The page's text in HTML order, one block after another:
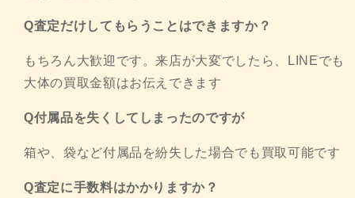
Q査定だけしてもらうことはできますか？
もちろん大歓迎です。来店が大変でしたら、LINEでも
大体の買取金額はお伝えできます
Q付属品を失くしてしまったのですが
箱や、袋など付属品を紛失した場合でも買取可能です
Q査定に手数料はかかりますか？